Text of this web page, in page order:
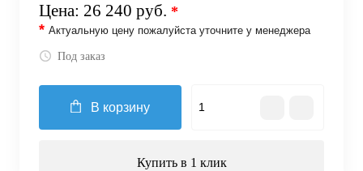
Цена: 26 240 руб. *
* Актуальную цену пожалуйста уточните у менеджера
Под заказ
В корзину
Купить в 1 клик